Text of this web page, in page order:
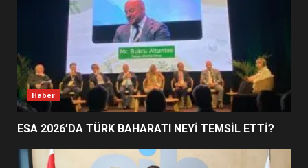
4
EDREMİT’İN GURURU TÜRKİYE
FİNALİNDE NE BAŞARDI?
UZATILDI: NE DEĞİŞTİ?
Haber
ESA 2026’DA TÜRK BAHARATI NEYİ TEMSİL ETTİ?